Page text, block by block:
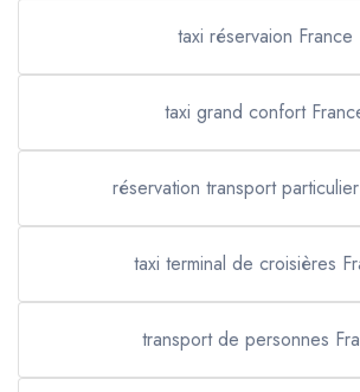
taxi réservaion France
taxi grand confort
réservation transport
taxi terminal de croisières
transport de personnes